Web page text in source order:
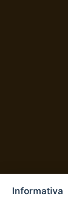
Informativa